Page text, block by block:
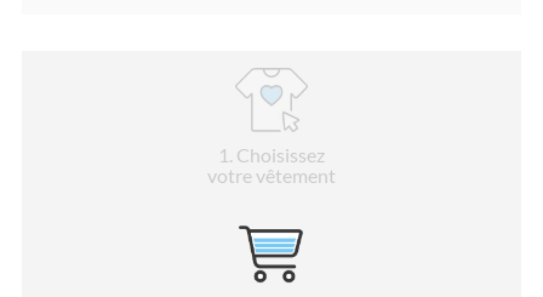
1 . Choisissez
votre vêtement